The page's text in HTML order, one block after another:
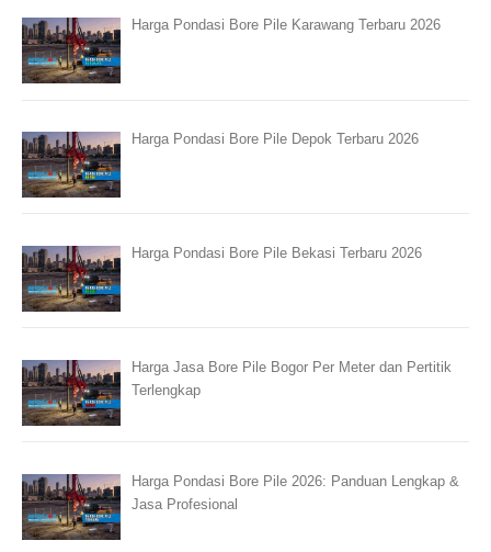
Harga Pondasi Bore Pile Karawang Terbaru 2026
Harga Pondasi Bore Pile Depok Terbaru 2026
Harga Pondasi Bore Pile Bekasi Terbaru 2026
Harga Jasa Bore Pile Bogor Per Meter dan Pertitik
Terlengkap
Harga Pondasi Bore Pile 2026: Panduan Lengkap &
Jasa Profesional